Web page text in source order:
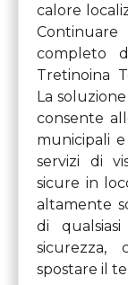
calore
completo
Tretinoina
La
consente
municipali
servizi di
sicure in
altamente
di
sicurezza,
spostare il